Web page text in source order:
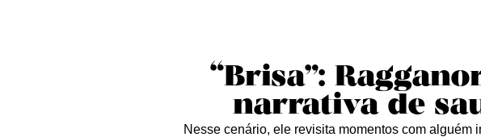
“Brisa”:
narrativa de
Nesse cenário, ele revisita momentos com alguém